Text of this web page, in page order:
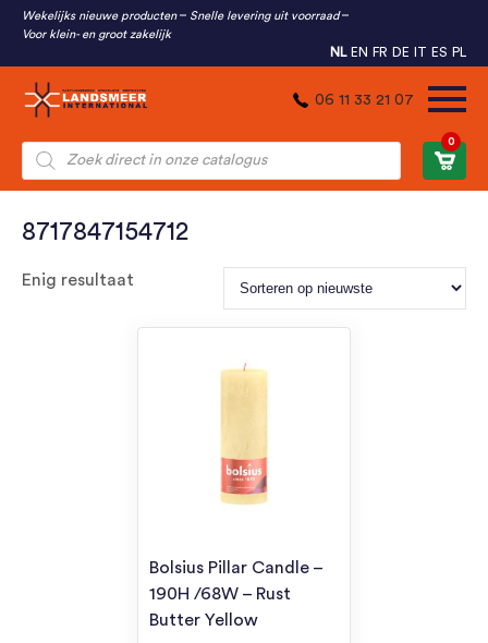
Wekelijks nieuwe producten
Snelle levering uit voorraad
Voor klein- en groot zakelijk
NL EN FR DE IT ES PL
06 11 33 21 07
Producten
zoeken
0
8717847154712
Enig resultaat
Bolsius Pillar Candle –
190H /68W – Rust
Butter Yellow